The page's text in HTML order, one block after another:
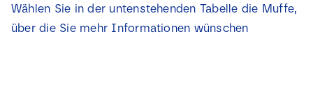
Wählen Sie in der untenstehenden Tabelle die Muffe,
über die Sie mehr Informationen wünschen